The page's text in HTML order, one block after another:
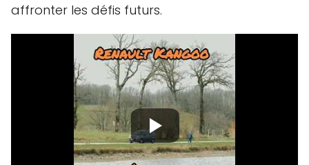
affronter les défis futurs.